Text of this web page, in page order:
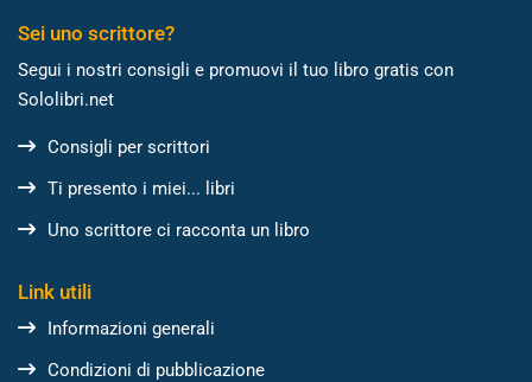
Sei uno scrittore?
Segui i nostri consigli e promuovi il tuo libro gratis con
Sololibri.net
Consigli per scrittori
Ti presento i miei... libri
Uno scrittore ci racconta un libro
Link utili
Informazioni generali
Condizioni di pubblicazione